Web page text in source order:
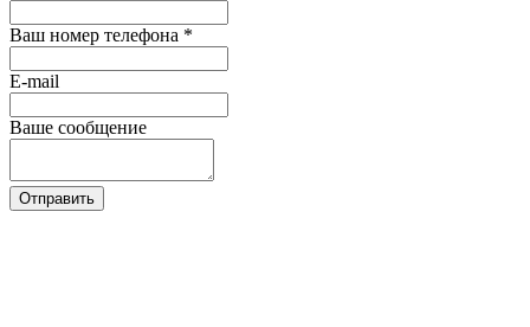
Ваш номер телефона *
E-mail
Ваше сообщение
Отправить